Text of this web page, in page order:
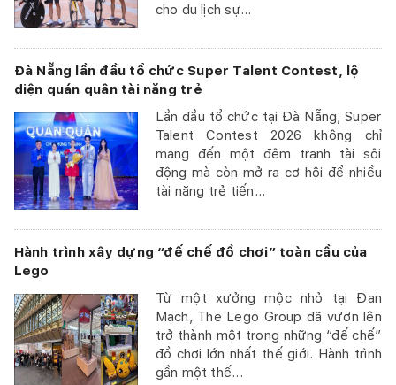
cho du lịch sự...
Đà Nẵng lần đầu tổ chức Super Talent Contest, lộ
diện quán quân tài năng trẻ
Lần đầu tổ chức tại Đà Nẵng, Super
Talent Contest 2026 không chỉ
mang đến một đêm tranh tài sôi
động mà còn mở ra cơ hội để nhiều
tài năng trẻ tiến...
Hành trình xây dựng “đế chế đồ chơi” toàn cầu của
Lego
Từ một xưởng mộc nhỏ tại Đan
Mạch, The Lego Group đã vươn lên
trở thành một trong những “đế chế”
đồ chơi lớn nhất thế giới. Hành trình
gần một thế...